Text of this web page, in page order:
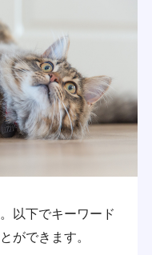
以下でキーワード
ができます。